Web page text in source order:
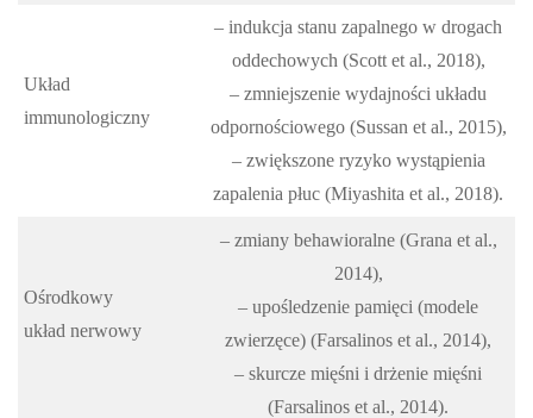
Układ
immunologiczny
– indukcja stanu zapalnego w drogach
oddechowych (Scott et al., 2018),
– zmniejszenie wydajności układu
odpornościowego (Sussan et al., 2015),
– zwiększone ryzyko wystąpienia
zapalenia płuc (Miyashita et al., 2018).
Ośrodkowy
układ nerwowy
– zmiany behawioralne (Grana et al.,
2014),
– upośledzenie pamięci (modele
zwierzęce) (Farsalinos et al., 2014),
– skurcze mięśni i drżenie mięśni
(Farsalinos et al., 2014).